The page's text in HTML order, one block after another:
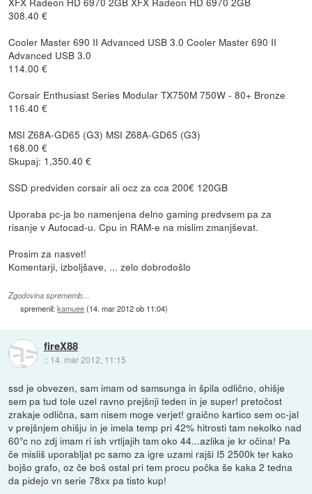
308.40 €
Cooler Master 690 II Advanced USB 3.0 Cooler Master 690 II
Advanced USB 3.0
114.00 €
Corsair Enthusiast Series Modular TX750M 750W - 80+ Bronze
116.40 €
MSI Z68A-GD65 (G3) MSI Z68A-GD65 (G3)
168.00 €
Skupaj: 1,350.40 €
SSD predviden corsair ali ocz za cca 200€ 120GB
Uporaba pc-ja bo namenjena delno gaming predvsem pa za
risanje v Autocad-u. Cpu in RAM-e na mislim zmanjševat.
Prosim za nasvet!
Komentarji, izboljšave, ... zelo dobrodošlo
Zgodovina sprememb…
spremenil:kamuee(14. mar 2012 ob 11:04)
fireX88
:: 14. mar 2012, 11:15
ssd je obvezen, sam imam od samsunga in špila odlično, ohišje
sem pa tud tole uzel ravno prejšnji teden in je super! pretočost
zrakaje odlična, sam nisem moge verjet! graično kartico sem oc-jal
v prejšnjem ohišju in je imela temp pri 42% hitrosti tam nekolko nad
60°c no zdj imam ri ish vrtljajih tam oko 44...azlika je kr očina! Pa
če misliš uporabljat pc samo za igre uzami rajši I5 2500k ter kako
bojšo grafo, oz če boš ostal pri tem procu počka še kaka 2 tedna
da pidejo vn serie 78xx pa tisto kup!